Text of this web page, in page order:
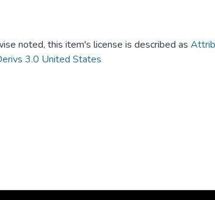
noted, this item's license is described as
3.0 United States